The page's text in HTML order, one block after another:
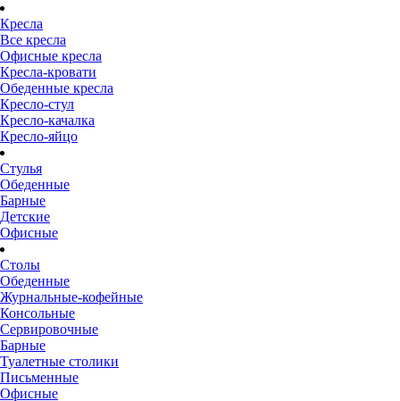
Кресла
Все кресла
Офисные кресла
Кресла-кровати
Обеденные кресла
Кресло-стул
Кресло-качалка
Кресло-яйцо
Стулья
Обеденные
Барные
Детские
Офисные
Столы
Обеденные
Журнальные-кофейные
Консольные
Сервировочные
Барные
Туалетные столики
Письменные
Офисные